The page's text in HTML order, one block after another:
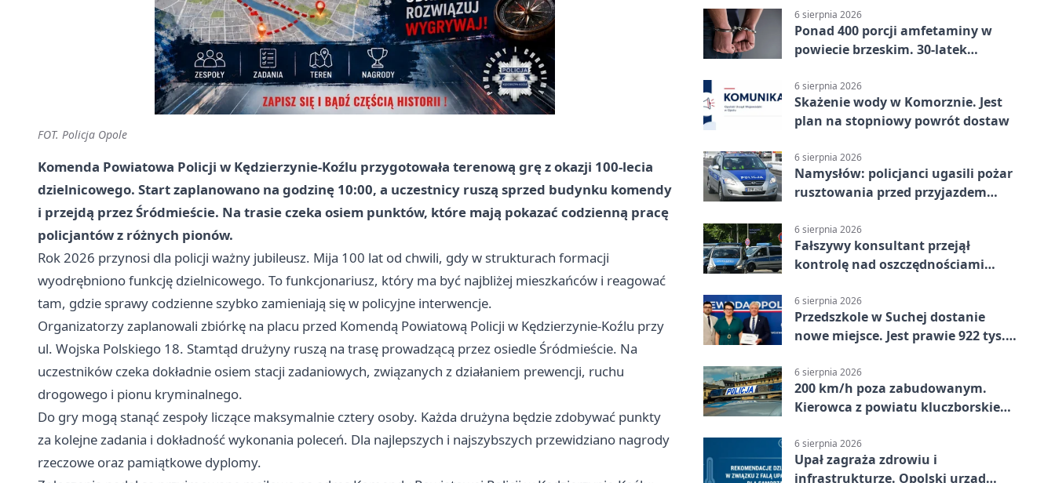
FOT. Policja Opole
Komenda Powiatowa Policji w Kędzierzynie-Koźlu przygotowała terenową grę z okazji 100-lecia
dzielnicowego. Start zaplanowano na godzinę 10:00, a uczestnicy ruszą sprzed budynku komendy
i przejdą przez Śródmieście. Na trasie czeka osiem punktów, które mają pokazać codzienną pracę
policjantów z różnych pionów.
Rok 2026 przynosi dla policji ważny jubileusz. Mija 100 lat od chwili, gdy w strukturach formacji
wyodrębniono funkcję dzielnicowego. To funkcjonariusz, który ma być najbliżej mieszkańców i reagować
tam, gdzie sprawy codzienne szybko zamieniają się w policyjne interwencje.
Organizatorzy zaplanowali zbiórkę na placu przed Komendą Powiatową Policji w Kędzierzynie-Koźlu przy
ul. Wojska Polskiego 18. Stamtąd drużyny ruszą na trasę prowadzącą przez osiedle Śródmieście. Na
uczestników czeka dokładnie osiem stacji zadaniowych, związanych z działaniem prewencji, ruchu
drogowego i pionu kryminalnego.
Do gry mogą stanąć zespoły liczące maksymalnie cztery osoby. Każda drużyna będzie zdobywać punkty
za kolejne zadania i dokładność wykonania poleceń. Dla najlepszych i najszybszych przewidziano nagrody
rzeczowe oraz pamiątkowe dyplomy.
6 sierpnia 2026
Ponad 400 porcji amfetaminy w
powiecie brzeskim. 30-latek
6 sierpnia 2026
Skażenie wody w Komorznie. Jest
plan na stopniowy powrót dostaw
6 sierpnia 2026
Namysłów: policjanci ugasili pożar
rusztowania przed przyjazdem
6 sierpnia 2026
Fałszywy konsultant przejął
kontrolę nad oszczędnościami
6 sierpnia 2026
Przedszkole w Suchej dostanie
nowe miejsce. Jest prawie 922 tys.
6 sierpnia 2026
200 km/h poza zabudowanym.
Kierowca z powiatu kluczborskiego
6 sierpnia 2026
Upał zagraża zdrowiu i
infrastrukturze. Opolski urząd